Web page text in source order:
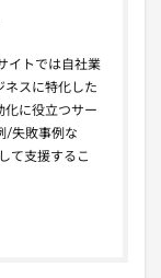
イトでは自社業
ネスに特化した
化に役立つサー
/失敗事例な
て支援するこ